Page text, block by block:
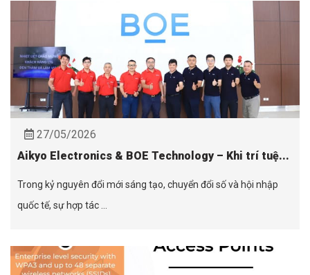
27/05/2026
Aikyo Electronics & BOE Technology – Khi trí tuệ...
Trong kỷ nguyên đổi mới sáng tạo, chuyển đổi số và hội nhập
quốc tế, sự hợp tác ...